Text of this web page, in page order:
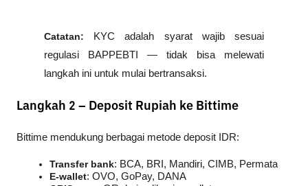
Catatan: KYC adalah syarat wajib sesuai
regulasi BAPPEBTI — tidak bisa melewati
langkah ini untuk mulai bertransaksi.
Langkah 2 – Deposit Rupiah ke Bittime
Bittime mendukung berbagai metode deposit IDR:
Transfer bank: BCA, BRI, Mandiri, CIMB, Permata
E-wallet: OVO, GoPay, DANA